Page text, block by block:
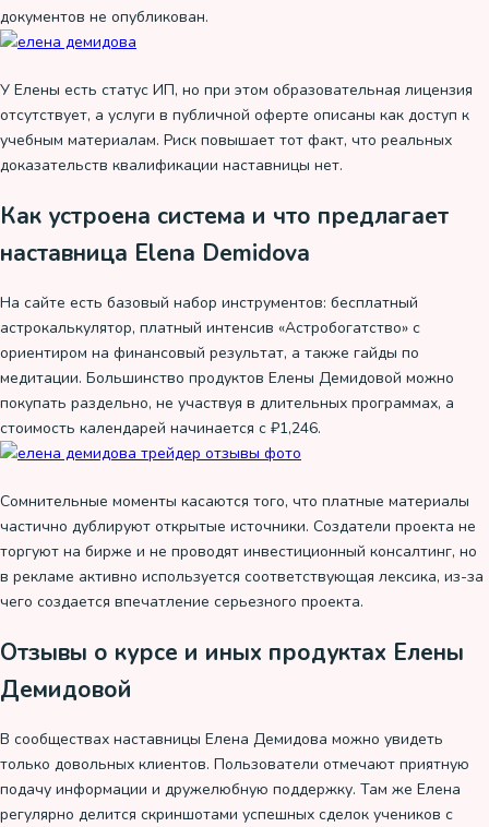
документов не опубликован.
У Елены есть статус ИП, но при этом образовательная лицензия
отсутствует, а услуги в публичной оферте описаны как доступ к
учебным материалам. Риск повышает тот факт, что реальных
доказательств квалификации наставницы нет.
Как устроена система и что предлагает
наставница Elena Demidova
На сайте есть базовый набор инструментов: бесплатный
астрокалькулятор, платный интенсив «Астробогатство» с
ориентиром на финансовый результат, а также гайды по
медитации. Большинство продуктов Елены Демидовой можно
покупать раздельно, не участвуя в длительных программах, а
стоимость календарей начинается с ₽1,246.
Сомнительные моменты касаются того, что платные материалы
частично дублируют открытые источники. Создатели проекта не
торгуют на бирже и не проводят инвестиционный консалтинг, но
в рекламе активно используется соответствующая лексика, из-за
чего создается впечатление серьезного проекта.
Отзывы о курсе и иных продуктах Елены
Демидовой
В сообществах наставницы Елена Демидова можно увидеть
только довольных клиентов. Пользователи отмечают приятную
подачу информации и дружелюбную поддержку. Там же Елена
регулярно делится скриншотами успешных сделок учеников с